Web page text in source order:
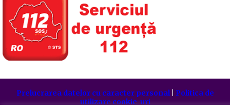
Prelucrarea datelor cu caracter personal| Politica de
utilizare cookie-uri